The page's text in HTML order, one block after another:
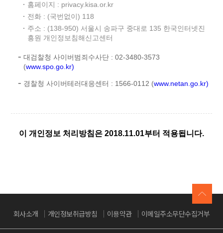
홈페이지 : privacy.kisa.or.kr
전화 : (국번없이) 118
주소 : (138-950) 서울시 송파구 중대로 135 한국인터넷진
흥원 개인정보침해신고센터
대검찰청 사이버범죄수사단 : 02-3480-3573
(www.spo.go.kr)
경찰청 사이버테러대응센터 : 1566-0112 (www.netan.go.kr)
이 개인정보 처리방침은 2018.11.01부터 적용됩니다.
회사소개 개인정보취급방침 이용약관 이메일주소무단수집거부